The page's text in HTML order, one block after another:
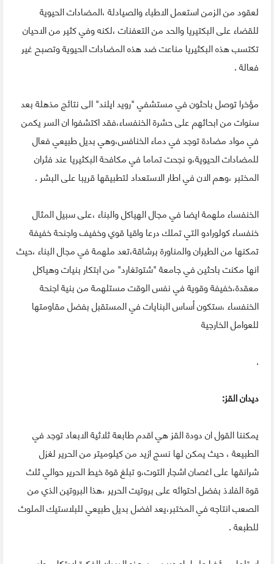
لعقود من الزمن استعمل الاطباء والصيادلة ،المضادات الحيوية
للقضاء على البكتيريا والحد من التعفنات ،لكنه وفي كثير من الاحيان
تكتسب هذه البكثيريا مناعت ضد هذه المضادات الحيوية وتصبح غير
فعالة .
مؤخرا توصل باحثون في مستشفي "رويد ايلند" الى نتائج مذهلة بعد
سنوات من ابحاثهم على حشرة الخنفساء،فقد اكتشفوا ان السر يكمن
في مواد مضادة توجد في دماء الخنافس،وهي بديل طبيعي فعال
للمضادات الحيوية،و نجحت تماما في مكافحة البكثيريا عند فئران
المختبر ،وهم الان في اطار الاستعداد لتطبيقها قريبا على البشر .
الخنفساء ملهمة ايضا في مجال الهياكل والبناء ،على سبيل المثال
خنفساء كولورادو التي تملك درعا واقيا قوي وخفيف واجنحة خفيفة
تمكنها من الطيران والمناورة برشاقة،تعد ملهمة في مجال البناء ،حيث
انها مكنت باحثين في جامعة "شتوتغارد" من ابتكار بنيات وهياكل
معقدة،خفيفة وقوية في نفس الوقت مستلهمة من بنية اجنحة
الخنفساء ،ستكون أساس البنايات في المستقبل بفضل مقاومتها
للعوامل الخارجية
.
ديدان القز:
يمكننا القول ان دودة القز هي اقدم طابعة ثلاثية الابعاد توجد في
الطبيعة ، حيث يمكن لها نسج ازيد من كيلوميتر من الحرير لغزل
شرانقها على اغصان اشجار التوت،و تبلغ قوة خيط الحرير حوالي ثلث
قوة الفلاذ بفضل احتوائه على بروتيت الحرير ،هذا البروتين الذي من
الصعب انتاجه في المختبر،يعد افضل بديل طبيعي للبلاستيك الملوث
للطبعة .